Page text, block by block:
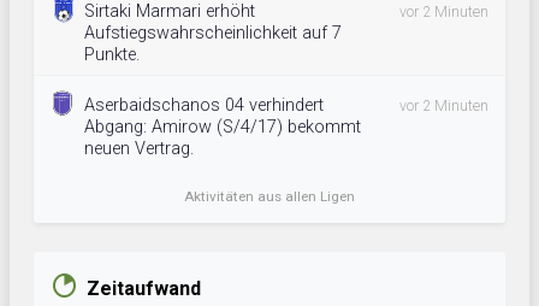
Sirtaki Marmari erhöht
Aufstiegswahrscheinlichkeit auf 7
Punkte.
vor 2 Minuten
Aserbaidschanos 04 verhindert
Abgang: Amirow (S/4/17) bekommt
neuen Vertrag.
vor 2 Minuten
Aktivitäten aus allen Ligen
Zeitaufwand